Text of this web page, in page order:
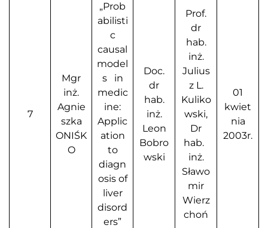
7
Mgr
inż.
Agnie
szka
ONIŚK
O
„Prob
abilisti
c
causal
model
s in
medic
ine:
Applic
ation
to
diagn
osis of
liver
disord
ers”
Doc.
dr
hab.
inż.
Leon
Bobro
wski
Prof.
dr
hab.
inż.
Julius
z L.
Kuliko
wski,
Dr
hab.
inż.
Sławo
mir
Wierz
choń
01
kwiet
nia
2003r.